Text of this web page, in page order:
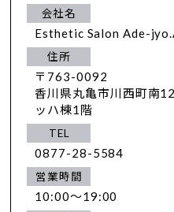
会社名
Esthetic Salon Ade-
住所
〒763-0092
香川県丸亀市川西町南
ッハ棟1階
TEL
0877-28-5584
営業時間
10:00～19:00